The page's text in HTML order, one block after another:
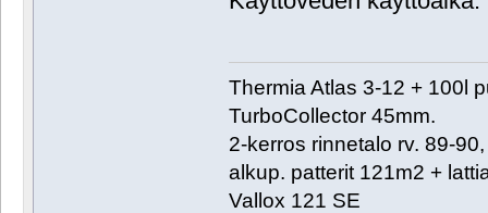
Thermia Atlas 3-12 + 100l
TurboCollector 45mm.
2-kerros rinnetalo rv. 89-
alkup. patterit 121m2 +
Vallox 121 SE